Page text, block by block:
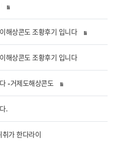
해상콘도 조황후기 입니다
해상콘도 조황후기 입니다
-거제도해상콘도
.
~~~ 쥐취가 한다라이